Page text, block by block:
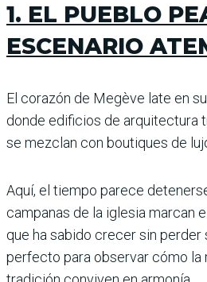
1. EL PUEBLO
ESCENARIO
El corazón de Megève late en
donde edificios de arquitectura
se mezclan con boutiques de
Aquí, el tiempo parece
campanas de la iglesia marcan
que ha sabido crecer sin perder
perfecto para observar cómo la